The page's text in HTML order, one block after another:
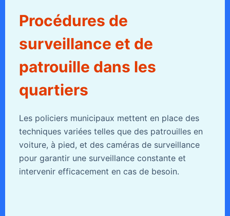
Procédures de
surveillance et de
patrouille dans les
quartiers
Les policiers municipaux mettent en place des
techniques variées telles que des patrouilles en
voiture, à pied, et des caméras de surveillance
pour garantir une surveillance constante et
intervenir efficacement en cas de besoin.